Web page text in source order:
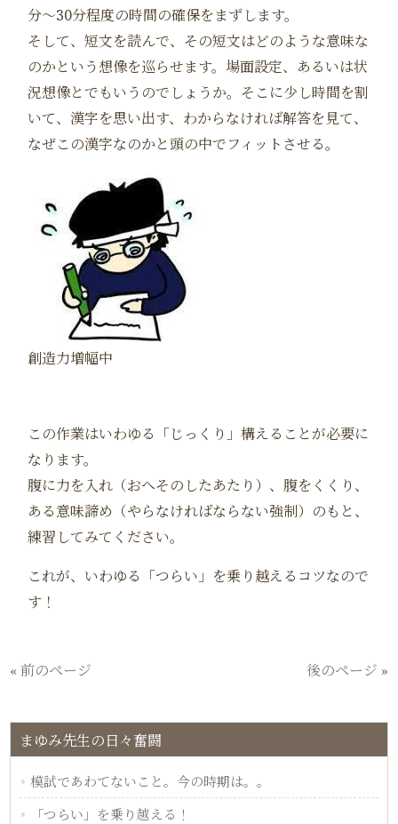
分～30分程度の時間の確保をまずします。
そして、短文を読んで、その短文はどのような意味な
のかという想像を巡らせます。場面設定、あるいは状
況想像とでもいうのでしょうか。そこに少し時間を割
いて、漢字を思い出す、わからなければ解答を見て、
なぜこの漢字なのかと頭の中でフィットさせる。
創造力増幅中
この作業はいわゆる「じっくり」構えることが必要に
なります。
腹に力を入れ（おへそのしたあたり）、腹をくくり、
ある意味諦め（やらなければならない強制）のもと、
練習してみてください。
これが、いわゆる「つらい」を乗り越えるコツなので
す！
« 前のページ 後のページ »
まゆみ先生の日々奮闘
模試であわてないこと。今の時期は。。
「つらい」を乗り越える！